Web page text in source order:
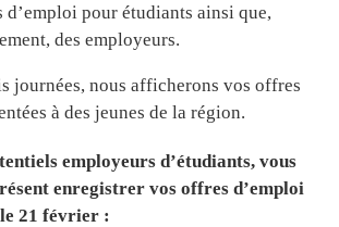
d’emploi pour étudiants ainsi que,
des employeurs.
journées, nous afficherons vos offres
à des jeunes de la région.
employeurs d’étudiants, vous
enregistrer vos offres d’emploi
21 février :